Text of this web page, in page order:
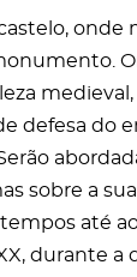
onde
medieval,
defesa do
sobre a
até
durante a